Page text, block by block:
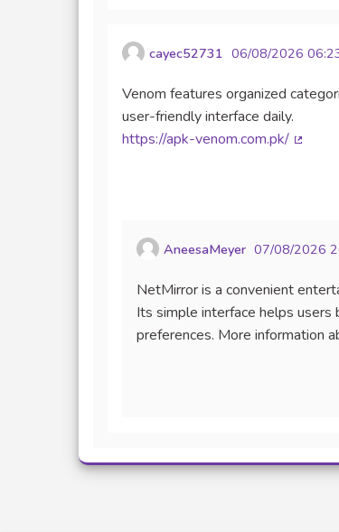
cayec52731 06/08/2026
Venom features organized
user-friendly interface daily.
https://apk-venom.com.pk/
AneesaMeyer 07/08/2026
NetMirror is a convenient
Its simple interface helps
preferences. More information